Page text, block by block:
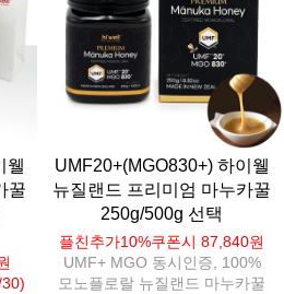
웰
꿀
UMF20+(MGO830+) 하이웰
뉴질랜드 프리미엄 마누카꿀
250g/500g 선택
플친추가10%쿠폰시 87,840원
UMF+ MGO 동시인증, 100%
모노플로랄 뉴질랜드 마누카꿀